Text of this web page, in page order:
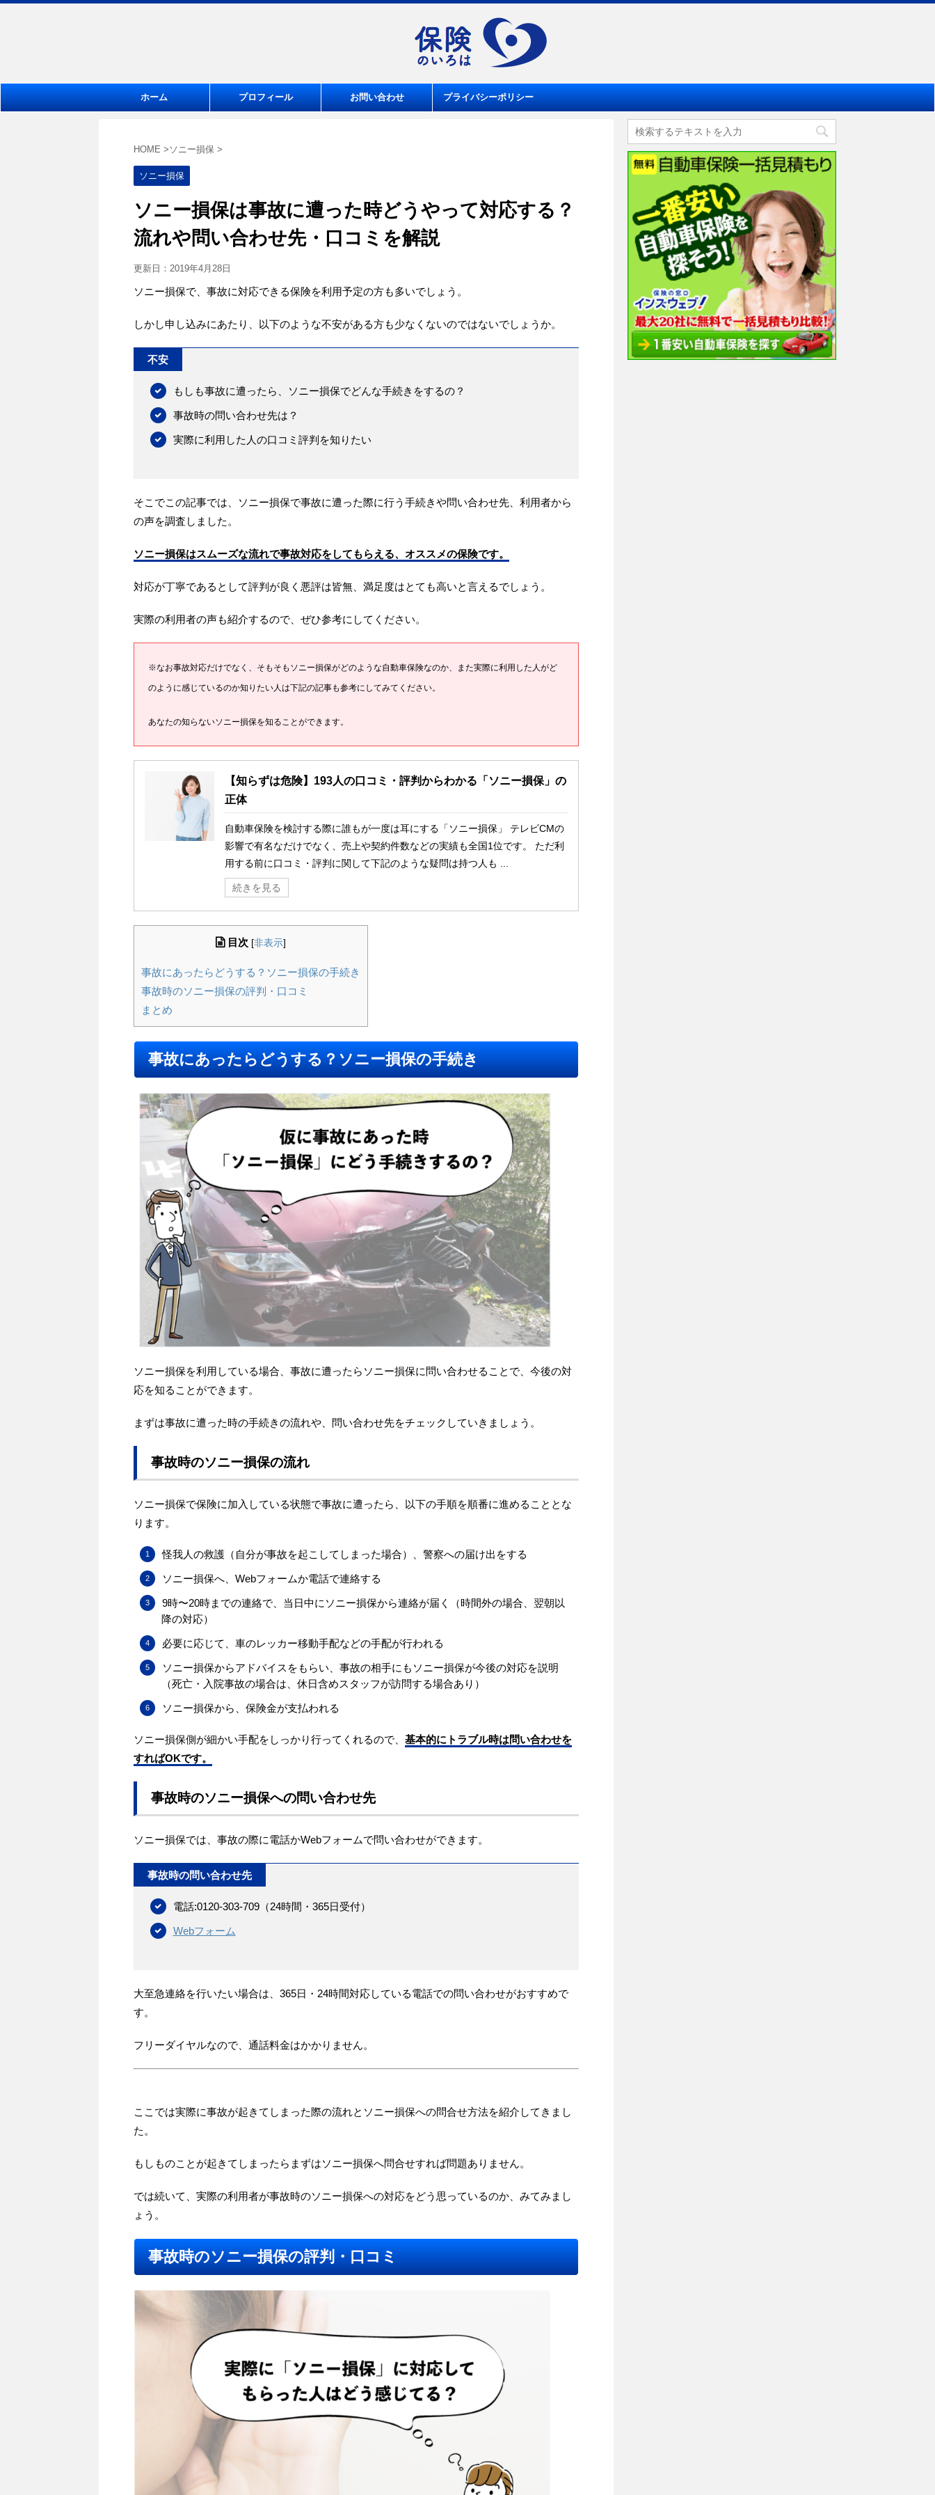
ホーム プロフィール お問い合わせ プライバシーポリシー
HOME > ソニー損保 >
ソニー損保
ソニー損保は事故に遭った時どうやって対応する？
流れや問い合わせ先・口コミを解説
更新日： 2019年4月28日
ソニー損保で、事故に対応できる保険を利用予定の方も多いでしょう。
しかし申し込みにあたり、以下のような不安がある方も少なくないのではないでしょうか。
不安
もしも事故に遭ったら、ソニー損保でどんな手続きをするの？
事故時の問い合わせ先は？
実際に利用した人の口コミ評判を知りたい
そこでこの記事では、ソニー損保で事故に遭った際に行う手続きや問い合わせ先、利用者から
の声を調査しました。
ソニー損保はスムーズな流れで事故対応をしてもらえる、オススメの保険です。
対応が丁寧であるとして評判が良く悪評は皆無、満足度はとても高いと言えるでしょう。
実際の利用者の声も紹介するので、ぜひ参考にしてください。
※なお事故対応だけでなく、そもそもソニー損保がどのような自動車保険なのか、また実際に利用した人がど
のように感じているのか知りたい人は下記の記事も参考にしてみてください。
あなたの知らないソニー損保を知ることができます。
【知らずは危険】193人の口コミ・評判からわかる「ソニー損保」の
正体
自動車保険を検討する際に誰もが一度は耳にする「ソニー損保」 テレビCMの
影響で有名なだけでなく、売上や契約件数などの実績も全国1位です。 ただ利
用する前に口コミ・評判に関して下記のような疑問は持つ人も ...
続きを見る
目次 [非表示]
事故にあったらどうする？ソニー損保の手続き
事故時のソニー損保の評判・口コミ
まとめ
事故にあったらどうする？ソニー損保の手続き
ソニー損保を利用している場合、事故に遭ったらソニー損保に問い合わせることで、今後の対
応を知ることができます。
まずは事故に遭った時の手続きの流れや、問い合わせ先をチェックしていきましょう。
事故時のソニー損保の流れ
ソニー損保で保険に加入している状態で事故に遭ったら、以下の手順を順番に進めることとな
ります。
怪我人の救護（自分が事故を起こしてしまった場合）、警察への届け出をする
ソニー損保へ、Webフォームか電話で連絡する
9時〜20時までの連絡で、当日中にソニー損保から連絡が届く（時間外の場合、翌朝以
降の対応）
必要に応じて、車のレッカー移動手配などの手配が行われる
ソニー損保からアドバイスをもらい、事故の相手にもソニー損保が今後の対応を説明
（死亡・入院事故の場合は、休日含めスタッフが訪問する場合あり）
ソニー損保から、保険金が支払われる
ソニー損保側が細かい手配をしっかり行ってくれるので、 基本的にトラブル時は問い合わせを
すればOKです。
事故時のソニー損保への問い合わせ先
ソニー損保では、事故の際に電話かWebフォームで問い合わせができます。
事故時の問い合わせ先
電話:0120-303-709（24時間・365日受付）
Webフォーム
大至急連絡を行いたい場合は、365日・24時間対応している電話での問い合わせがおすすめで
す。
フリーダイヤルなので、通話料金はかかりません。
ここでは実際に事故が起きてしまった際の流れとソニー損保への問合せ方法を紹介してきまし
た。
もしものことが起きてしまったらまずはソニー損保へ問合せすれば問題ありません。
では続いて、実際の利用者が事故時のソニー損保への対応をどう思っているのか、みてみまし
ょう。
事故時のソニー損保の評判・口コミ